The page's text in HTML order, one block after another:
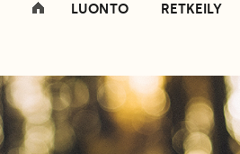
LUONTO RETKEILY